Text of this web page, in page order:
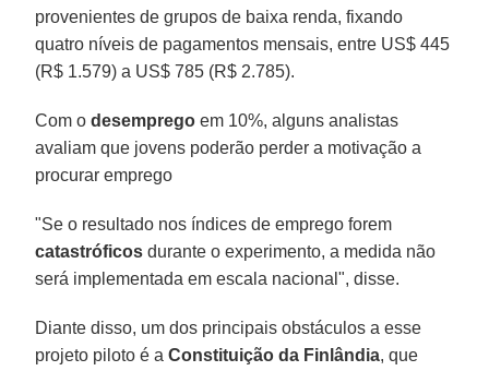
provenientes de grupos de baixa renda, fixando
quatro níveis de pagamentos mensais, entre US$ 445
(R$ 1.579) a US$ 785 (R$ 2.785).
Com odesemprego em 10%, alguns analistas
avaliam que jovens poderão perder a motivação a
procurar emprego
"Se o resultado nos índices de emprego forem
catastróficos durante o experimento, a medida não
será implementada em escala nacional", disse.
Diante disso, um dos principais obstáculos a esse
projeto piloto é aConstituição da Finlândia, que